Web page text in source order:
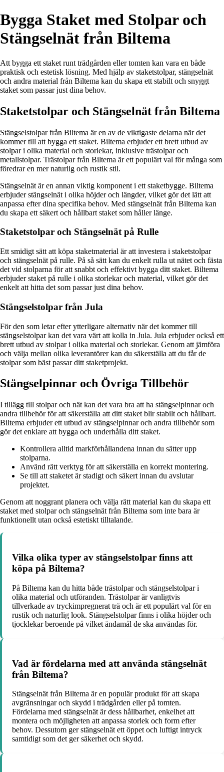
Bygga Staket med Stolpar och
Stängselnät från Biltema
Att bygga ett staket runt trädgården eller tomten kan vara en både
praktisk och estetisk lösning. Med hjälp av staketstolpar, stängselnät
och andra material från Biltema kan du skapa ett stabilt och snyggt
staket som passar just dina behov.
Staketstolpar och Stängselnät från Biltema
Stängselstolpar från Biltema är en av de viktigaste delarna när det
kommer till att bygga ett staket. Biltema erbjuder ett brett utbud av
stolpar i olika material och storlekar, inklusive trästolpar och
metallstolpar. Trästolpar från Biltema är ett populärt val för många som
föredrar en mer naturlig och rustik stil.
Stängselnät är en annan viktig komponent i ett staketbygge. Biltema
erbjuder stängselnät i olika höjder och längder, vilket gör det lätt att
anpassa efter dina specifika behov. Med stängselnät från Biltema kan
du skapa ett säkert och hållbart staket som håller länge.
Staketstolpar och Stängselnät på Rulle
Ett smidigt sätt att köpa staketmaterial är att investera i staketstolpar
och stängselnät på rulle. På så sätt kan du enkelt rulla ut nätet och fästa
det vid stolparna för att snabbt och effektivt bygga ditt staket. Biltema
erbjuder staket på rulle i olika storlekar och material, vilket gör det
enkelt att hitta det som passar just dina behov.
Stängselstolpar från Jula
För den som letar efter ytterligare alternativ när det kommer till
stängselstolpar kan det vara värt att kolla in Jula. Jula erbjuder också ett
brett utbud av stolpar i olika material och storlekar. Genom att jämföra
och välja mellan olika leverantörer kan du säkerställa att du får de
stolpar som bäst passar ditt staketprojekt.
Stängselpinnar och Övriga Tillbehör
I tillägg till stolpar och nät kan det vara bra att ha stängselpinnar och
andra tillbehör för att säkerställa att ditt staket blir stabilt och hållbart.
Biltema erbjuder ett utbud av stängselpinnar och andra tillbehör som
gör det enklare att bygga och underhålla ditt staket.
Kontrollera alltid markförhållandena innan du sätter upp
stolparna.
Använd rätt verktyg för att säkerställa en korrekt montering.
Se till att staketet är stadigt och säkert innan du avslutar
projektet.
Genom att noggrant planera och välja rätt material kan du skapa ett
staket med stolpar och stängselnät från Biltema som inte bara är
funktionellt utan också estetiskt tilltalande.
Vilka olika typer av stängselstolpar finns att
köpa på Biltema?
På Biltema kan du hitta både trästolpar och stängselstolpar i
olika material och utföranden. Trästolpar är vanligtvis
tillverkade av tryckimpregnerat trä och är ett populärt val för en
rustik och naturlig look. Stängselstolpar finns i olika höjder och
tjocklekar beroende på vilket ändamål de ska användas för.
Vad är fördelarna med att använda stängselnät
från Biltema?
Stängselnät från Biltema är en populär produkt för att skapa
avgränsningar och skydd i trädgården eller på tomten.
Fördelarna med stängselnät är dess hållbarhet, enkelhet att
montera och möjligheten att anpassa storlek och form efter
behov. Dessutom ger stängselnät ett öppet och luftigt intryck
samtidigt som det ger säkerhet och skydd.